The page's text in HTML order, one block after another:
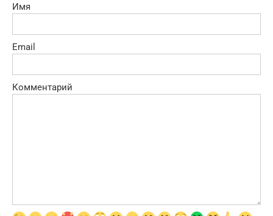
Имя
Email
Комментарий